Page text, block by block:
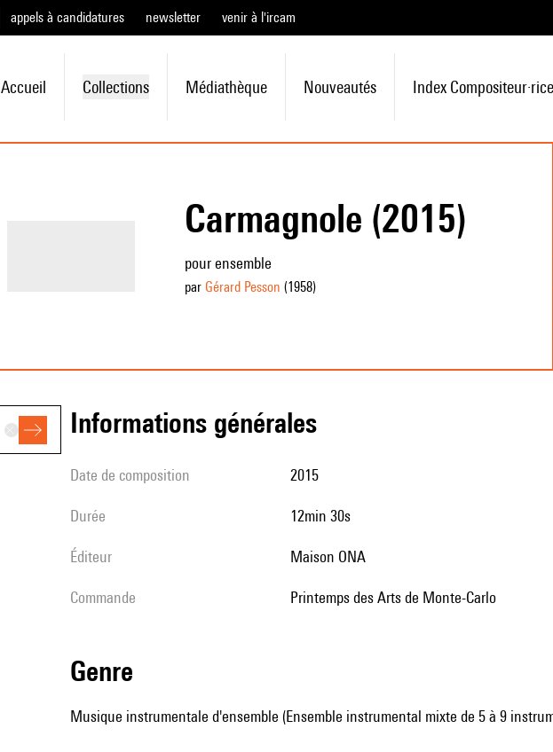
appels à candidatures newsletter venir à l'ircam
Accueil Collections Médiathèque Nouveautés Index Compositeur·rice
Carmagnole (2015)
pour ensemble
par Gérard Pesson (1958)
informations générales
date de composition 2015
durée 12min 30s
éditeur Maison ONA
Commande Printemps des Arts de Monte-Carlo
genre
Musique instrumentale d'ensemble (Ensemble instrumental mixte de 5 à 9